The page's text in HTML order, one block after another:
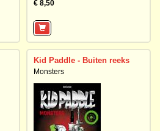
€ 8,50
Kid Paddle - Buiten reeks
Monsters